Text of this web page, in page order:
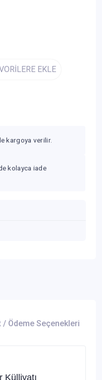
EKLE
kargoya verilir.
kolayca iade
/ Ödeme Seçenekleri